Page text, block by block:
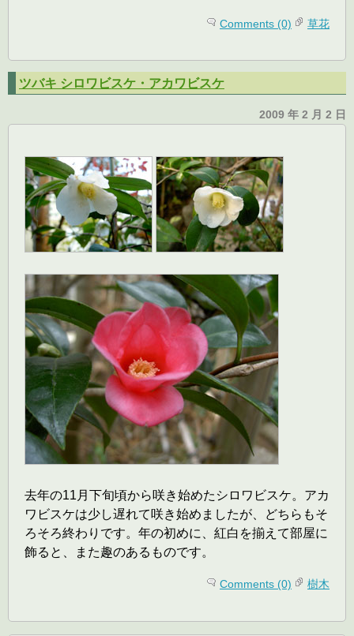
Comments (0) 草花
ツバキ シロワビスケ・アカワビスケ
2009 年 2 月 2 日
去年の11月下旬頃から咲き始めたシロワビスケ。アカ
ワビスケは少し遅れて咲き始めましたが、どちらもそ
ろそろ終わりです。年の初めに、紅白を揃えて部屋に
飾ると、また趣のあるものです。
Comments (0) 樹木